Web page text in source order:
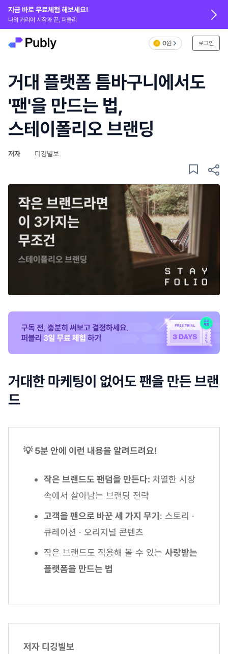
지금 바로 무료체험 해보세요!
나의 커리어 시작과 끝, 퍼블리
0원 로그인
거대 플랫폼 틈바구니에서도
'팬'을 만드는 법,
스테이폴리오 브랜딩
저자 디깅빌보
거대한 마케팅이 없어도 팬을 만든 브랜
드
💡 5분 안에 이런 내용을 알려드려요!
작은 브랜드도 팬덤을 만든다: 치열한 시장
속에서 살아남는 브랜딩 전략
고객을 팬으로 바꾼 세 가지 무기 : 스토리 ·
큐레이션 · 오리지널 콘텐츠
작은 브랜드도 적용해 볼 수 있는 사랑받는
플랫폼을 만드는 법
저자 디깅빌보